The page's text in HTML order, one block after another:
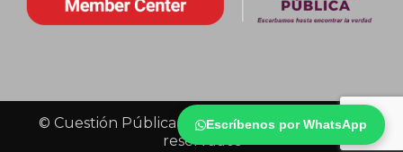
Escríbenos por WhatsApp
© Cuestión Pública 2018 - Todos los derechos
reservados